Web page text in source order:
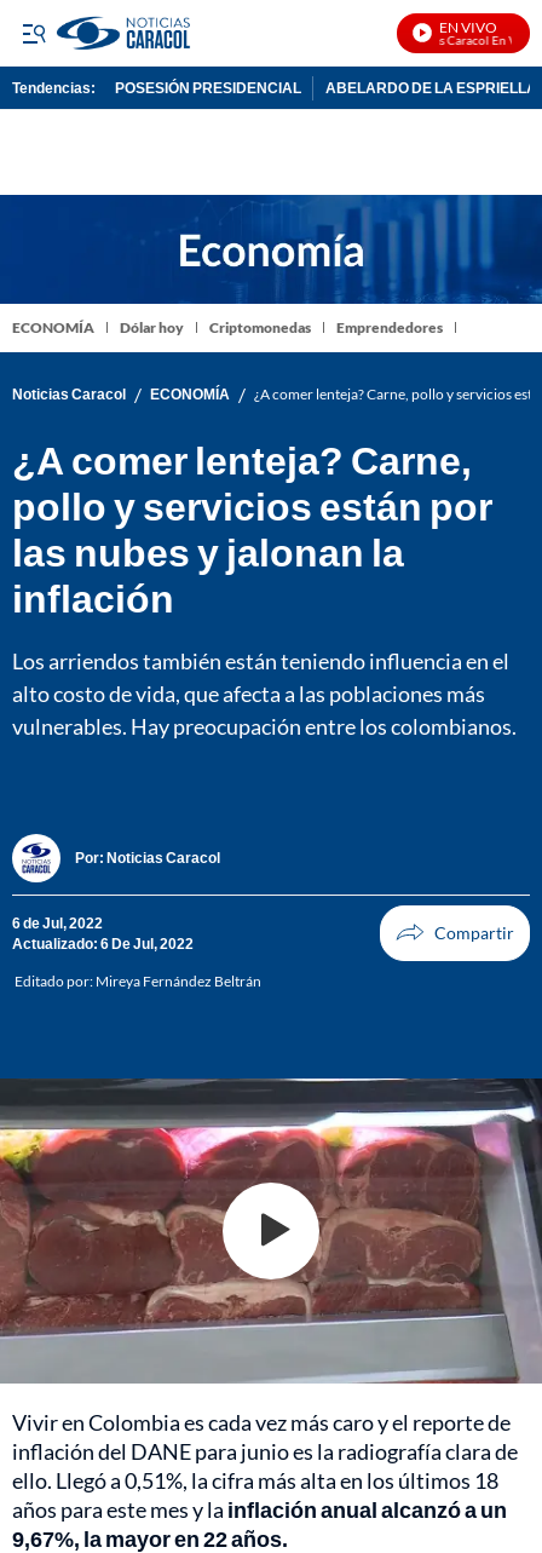
EN VIVO
Noticias Caracol En Vivo
Tendencias: POSESIÓN PRESIDENCIAL ABELARDO DE LA ESPRIELLA
ECONOMÍA Dólar hoy Criptomonedas Emprendedores
Noticias Caracol / ECONOMÍA / ¿A comer lenteja? Carne, pollo y servicios
¿A comer lenteja? Carne,
pollo y servicios están por
las nubes y jalonan la
inflación
Los arriendos también están teniendo influencia en el
alto costo de vida, que afecta a las poblaciones más
vulnerables. Hay preocupación entre los colombianos.
Por: Noticias Caracol
6 de Jul, 2022
Actualizado: 6 De Jul, 2022
Editado por: Mireya Fernández Beltrán
Vivir en Colombia es cada vez más caro y el reporte de
inflación del DANE para junio es la radiografía clara de
ello. Llegó a 0,51%, la cifra más alta en los últimos 18
años para este mes y la inflación anual alcanzó a un
9,67%, la mayor en 22 años.